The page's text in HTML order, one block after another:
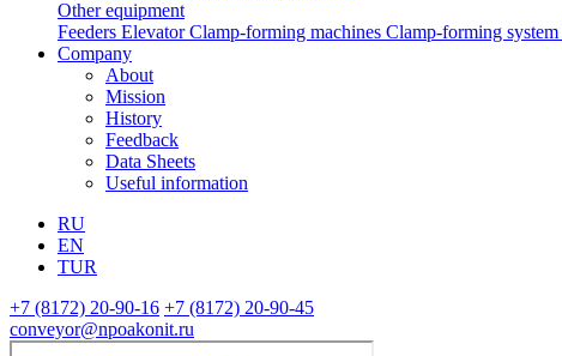
Other equipment
Feeders ElevatorClamp-forming machines Clamp-forming system
Company
About
Mission
History
Feedback
Data Sheets
Useful information
RU
EN
TUR
+7 (8172) 20-90-16 +7 (8172) 20-90-45
conveyor@npoakonit.ru